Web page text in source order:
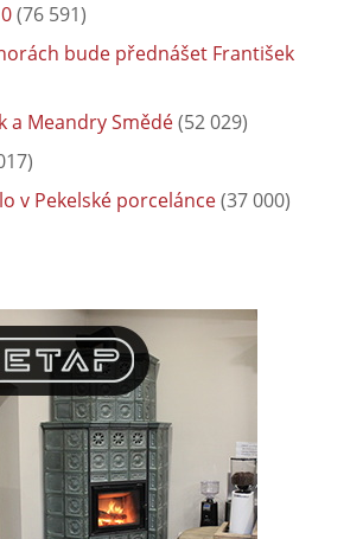
(76 591)
bude přednášet František
a Meandry Smědé(52 029)
v Pekelské porcelánce(37 000)